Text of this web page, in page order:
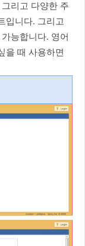
리고 다양한 주
입니다. 그리고
능합니다. 영어
을 때 사용하면